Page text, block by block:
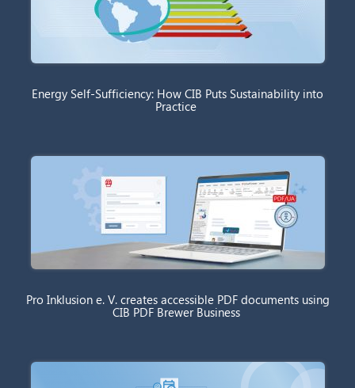
Energy Self-Sufficiency: How CIB Puts Sustainability into
Practice
Pro Inklusion e. V. creates accessible PDF documents using
CIB PDF Brewer Business